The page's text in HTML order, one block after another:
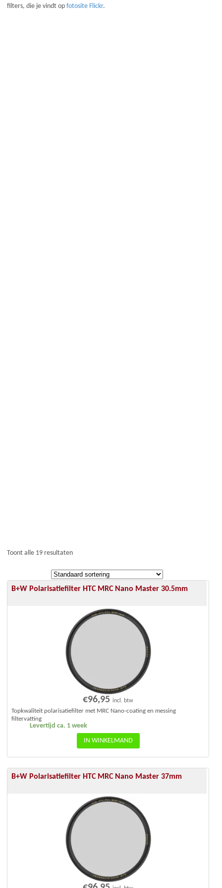
filters, die je vindt op fotosite Flickr.
Toont alle 19 resultaten
B+W Polarisatiefilter HTC MRC Nano Master 30.5mm
€96,95 incl. btw
Levertijd ca. 1 week
Topkwaliteit polarisatiefilter met MRC Nano-coating en messing
filtervatting
IN WINKELMAND
B+W Polarisatiefilter HTC MRC Nano Master 37mm